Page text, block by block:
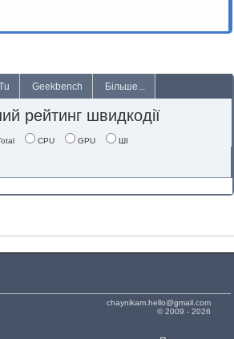
Geekbench Більше...
рейтинг швидкодії
CPU GPU ШІ
chaynikam.hello@gmail.com
© 2009 - 2026